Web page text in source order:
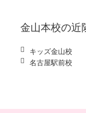
金山本校の近
キッズ金山校
名古屋駅前校